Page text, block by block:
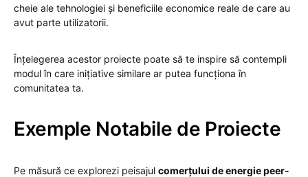
cheie ale tehnologiei și beneficiile economice reale de care au
avut parte utilizatorii.
Înțelegerea acestor proiecte poate să te inspire să contempli
modul în care inițiative similare ar putea funcționa în
comunitatea ta.
Exemple Notabile de Proiecte
Pe măsură ce explorezi peisajul comerțului de energie peer-